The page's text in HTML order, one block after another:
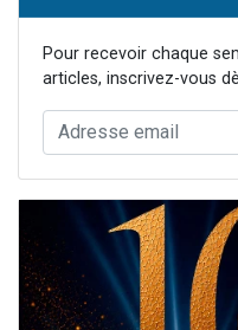
Pour recevoir chaque
articles, inscrivez-vous